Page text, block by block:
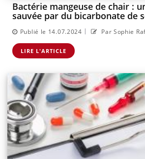
Bactérie mangeuse de chair :
sauvée par du bicarbonate de
Publié le 14.07.2024 | Par Sophie
LIRE L'ARTICLE